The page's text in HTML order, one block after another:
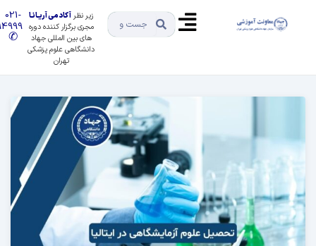
زیر نظرآکادمی آریـانـا
مجری برگزار کننده دوره
های بین المللی جهاد
دانشگاهی علوم پزشکی
021-
91494999
✆